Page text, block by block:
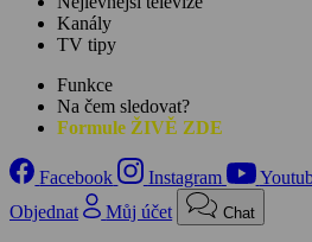
Kanály
TV tipy
Funkce
Na čem sledovat?
Formule ŽIVĚ ZDE
Facebook Instagram
Objednat
Můj účet Chat